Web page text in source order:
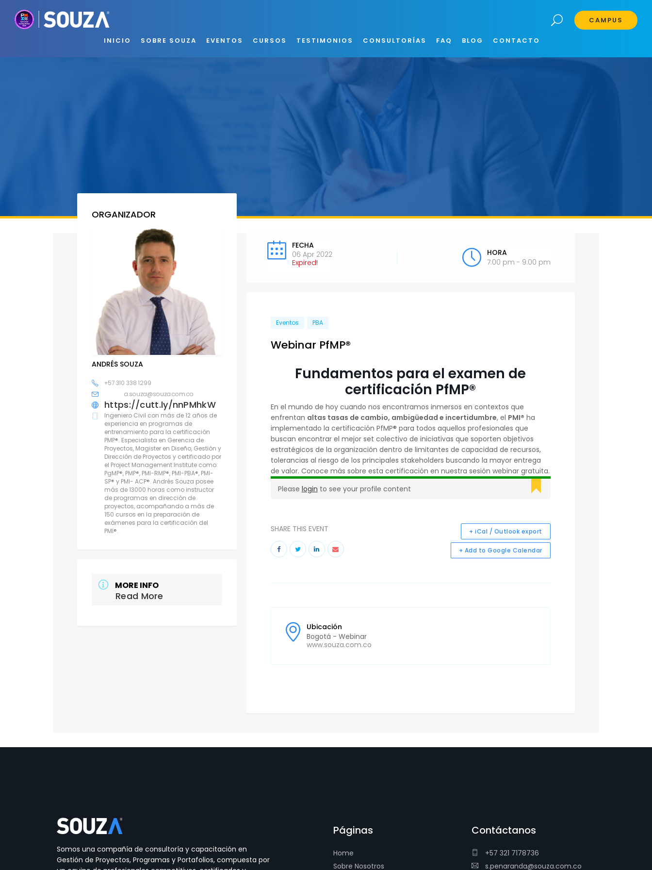
FECHA
06 Apr 2022
Expired!
HORA
7:00 pm - 9:00 pm
Eventos PBA
Webinar PfMP®
Fundamentos para el examen de
certificación PfMP®
En el mundo de hoy cuando nos encontramos inmersos en contextos que
enfrentan altas tasas de cambio, ambigüedad e incertidumbre, el PMI® ha
implementado la certificación PfMP® para todos aquellos profesionales que
buscan encontrar el mejor set colectivo de iniciativas que soporten objetivos
estratégicos de la organización dentro de limitantes de capacidad de recursos,
tolerancias al riesgo de los principales stakeholders buscando la mayor entrega
de valor. Conoce más sobre esta certificación en nuestra sesión webinar gratuita.
Please login to see your profile content
SHARE THIS EVENT
+ Add to Google Calendar
+ iCal / Outlook export
Ubicación
Bogotá - Webinar
www.souza.com.co
ORGANIZADOR
ANDRÉS SOUZA
+57 310 338 1299
a.souza@souza.com.co
https://cutt.ly/nnPMhkW
Ingeniero Civil con más de 12 años de
experiencia en programas de
entrenamiento para la certificación
PMP®. Especialista en Gerencia de
Proyectos, Magister en Diseño, Gestión y
Dirección de Proyectos y certificado por
el Project Management Institute como:
PgMP®, PMP®, PMI-RMP®, PMI-PBA®, PMI-
SP® y PMI- ACP®. Andrés Souza posee
más de 13000 horas como instructor
de programas en dirección de
proyectos, acompañando a más de
150 cursos en la preparación de
exámenes para la certificación del
PMI®.
MORE INFO
Read More
Somos una compañía de consultoría y capacitación en
Gestión de Proyectos, Programas y Portafolios, compuesta por
Páginas
Home
Sobre Nosotros
Contáctanos
+57 321 7178736
s.penaranda@souza.com.co
CAMPUS
INICIO SOBRE SOUZA EVENTOS CURSOS TESTIMONIOS CONSULTORÍAS FAQ BLOG CONTACTO